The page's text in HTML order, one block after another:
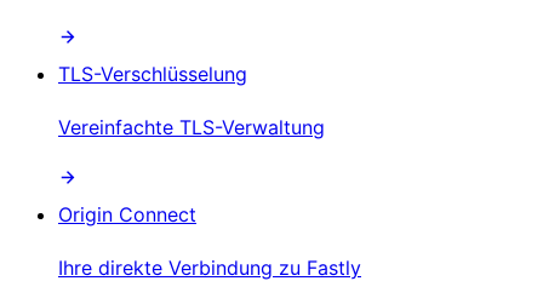
TLS-Verschlüsselung
Vereinfachte TLS-Verwaltung
Origin Connect
Ihre direkte Verbindung zu Fastly